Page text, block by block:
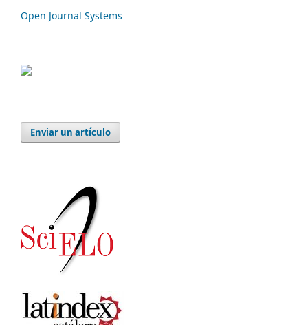
Open Journal Systems
Enviar un artículo